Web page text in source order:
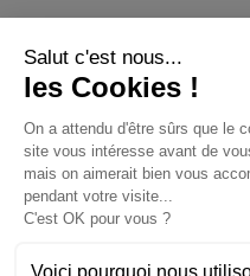
Salut c'est nous...
les Cookies !
On a attendu d'être sûrs que le
site vous intéresse avant de
mais on aimerait bien vous
pendant votre visite...
C'est OK pour vous ?
Voici pourquoi nous